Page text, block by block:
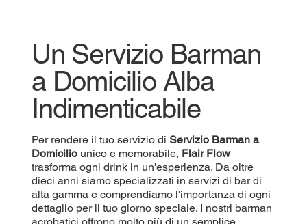
Un Servizio Barman
a Domicilio Alba
Indimenticabile
Per rendere il tuo servizio di Servizio Barman a
Domicilio unico e memorabile, Flair Flow
trasforma ogni drink in un'esperienza. Da oltre
dieci anni siamo specializzati in servizi di bar di
alta gamma e comprendiamo l'importanza di ogni
dettaglio per il tuo giorno speciale. I nostri barman